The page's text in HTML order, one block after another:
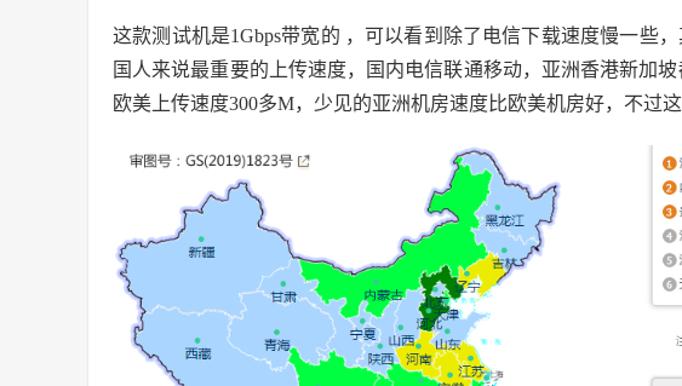
这款测试机是1Gbps带宽的 ，可以看到除了电信下载速度慢一些
国人来说最重要的上传速度，国内电信联通移动，亚洲香港新加
欧美上传速度300多M，少见的亚洲机房速度比欧美机房好，不过